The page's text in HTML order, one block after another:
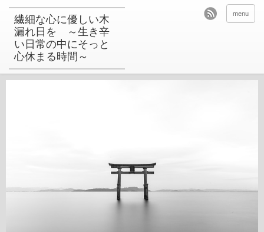
繊細な心に優しい木
漏れ日を ～生き辛
い日常の中にそっと
心休まる時間～
menu